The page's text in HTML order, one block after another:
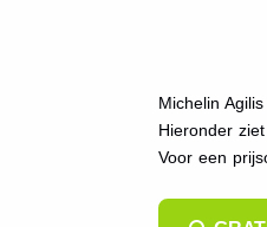
Michelin
Hieronder
Voor een